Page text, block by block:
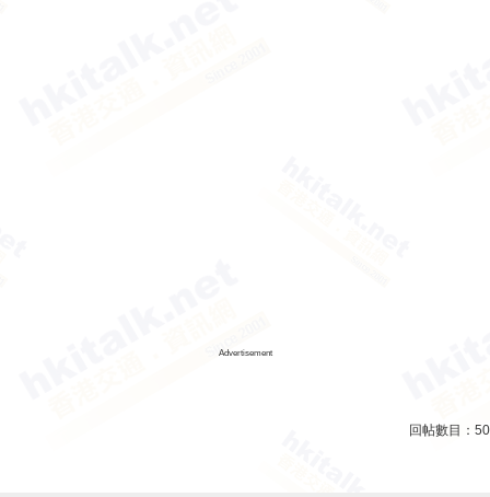
Advertisement
回帖數目： 50